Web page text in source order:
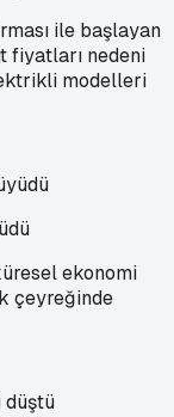
ile başlayan
fiyatları nedeni
modelleri
ekonomi
çeyreğinde